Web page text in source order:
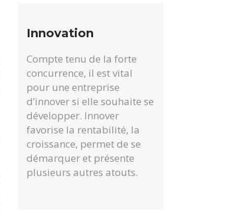
Innovation
Compte tenu de la forte
concurrence, il est vital
pour une entreprise
d’innover si elle souhaite se
développer. Innover
favorise la rentabilité, la
croissance, permet de se
démarquer et présente
plusieurs autres atouts.